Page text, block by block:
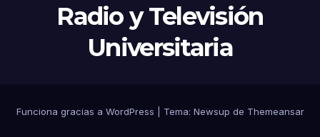
Radio y Televisión
Universitaria
Funciona gracias a WordPress Tema: Newsup de Themeansar